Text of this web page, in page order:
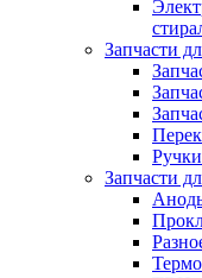
Запчасти
Запчасти